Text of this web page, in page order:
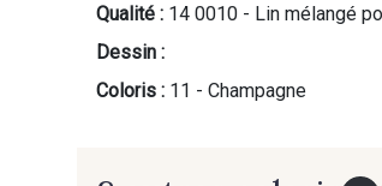
Qualité : 14 0010 - Lin mélangé
Dessin :
Coloris : 11 - Champagne